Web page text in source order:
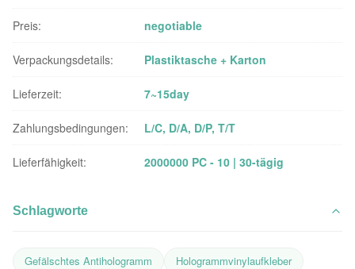
Preis: negotiable
Verpackungsdetails: Plastiktasche + Karton
Lieferzeit: 7~15day
Zahlungsbedingungen: L/C, D/A, D/P, T/T
Lieferfähigkeit: 2000000 PC - 10 | 30-tägig
Schlagworte
Gefälschtes Antihologramm
Hologrammvinylaufkleber